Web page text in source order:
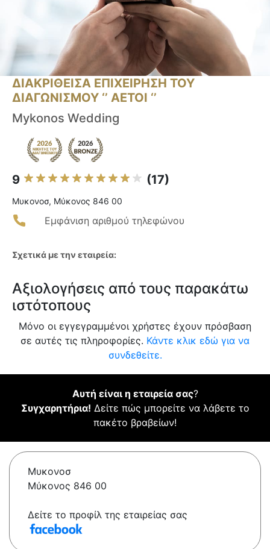
ΔΙΑΚΡΙΘΕΙΣΑ ΕΠΙΧΕΙΡΗΣΗ ΤΟΥ
ΔΙΑΓΩΝΙΣΜΟΥ ‘’ ΑΕΤΟΙ ‘’
Mykonos Wedding
9 (17)
Μυκονοσ, Μύκονος 846 00
Εμφάνιση αριθμού τηλεφώνου
Σχετικά με την εταιρεία:
Αξιολογήσεις από τους παρακάτω
ιστότοπους
Μόνο οι εγγεγραμμένοι χρήστες έχουν πρόσβαση
σε αυτές τις πληροφορίες. Κάντε κλικ εδώ για να
συνδεθείτε.
Αυτή είναι η εταιρεία σας?
Συγχαρητήρια! Δείτε πώς μπορείτε να λάβετε το
πακέτο βραβείων!
Μυκονοσ
Μύκονος 846 00
Δείτε το προφίλ της εταιρείας σας